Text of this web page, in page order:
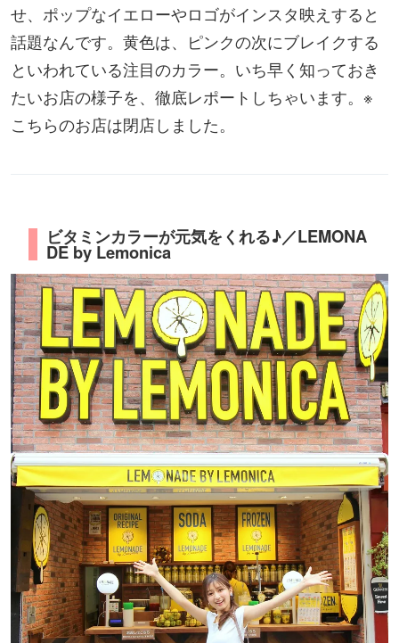
せ、ポップなイエローやロゴがインスタ映えすると
話題なんです。黄色は、ピンクの次にブレイクする
といわれている注目のカラー。いち早く知っておき
たいお店の様子を、徹底レポートしちゃいます。※
こちらのお店は閉店しました。
ビタミンカラーが元気をくれる♪／LEMONA
DE by Lemonica